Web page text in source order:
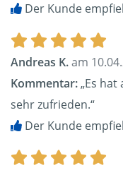
Der Kunde
Andreas K.am
Kommentar:„Es
sehr zufrieden.“
Der Kunde